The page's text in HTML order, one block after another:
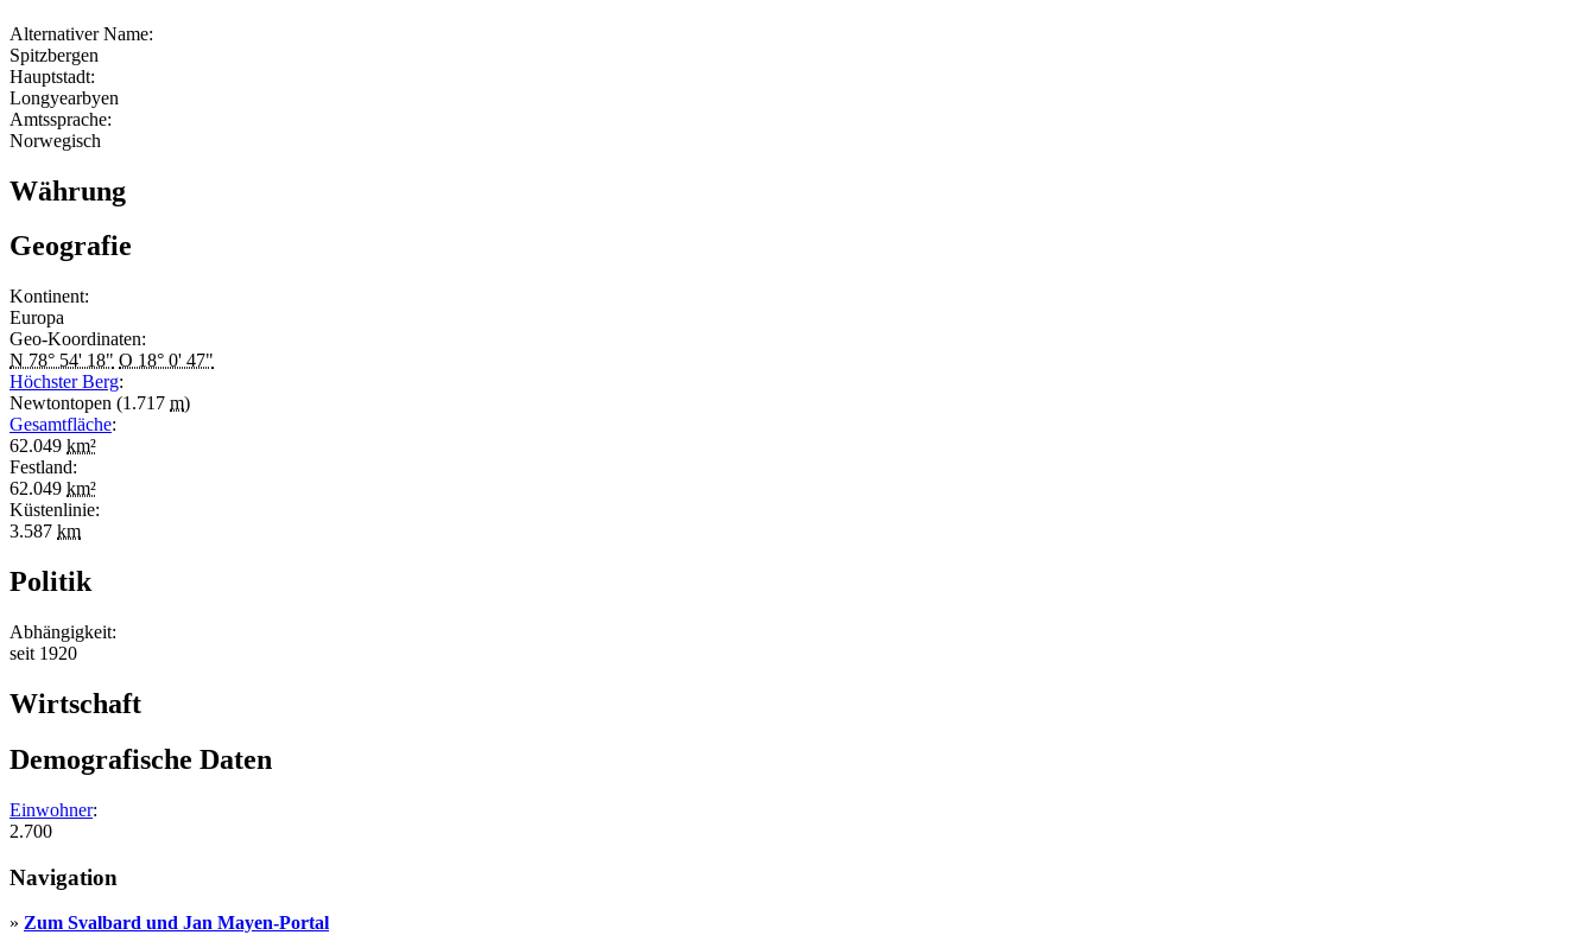
Alternativer Name:
Spitzbergen
Hauptstadt:
Longyearbyen
Amtssprache:
Norwegisch
Währung
Geografie
Kontinent:
Europa
Geo-Koordinaten:
N 78° 54' 18" O 18° 0' 47"
Höchster Berg:
Newtontopen (1.717 m)
Gesamtfläche:
62.049 km²
Festland:
62.049 km²
Küstenlinie:
3.587 km
Politik
Abhängigkeit:
seit 1920
Wirtschaft
Demografische Daten
Einwohner:
2.700
Navigation
» Zum Svalbard und Jan Mayen-Portal